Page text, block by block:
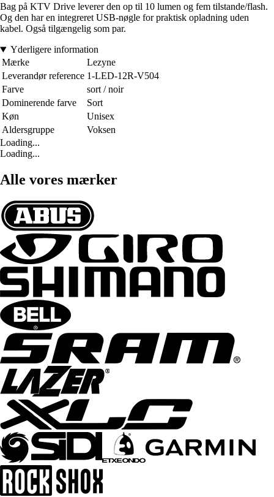
Bag på KTV Drive leverer den op til 10 lumen og fem tilstande/flash.
Og den har en integreret USB-nøgle for praktisk opladning uden
kabel. Også tilgængelig som par.
Yderligere information
Mærke
Lezyne
Leverandør reference 1-LED-12R-V504
Farve
sort / noir
Dominerende farve
Sort
Køn
Unisex
Aldersgruppe
Voksen
Loading...
Loading...
Alle vores mærker